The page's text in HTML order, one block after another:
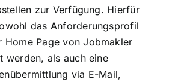
zur Verfügung. Hierfür
das Anforderungsprofil
Home Page von Jobmakler
werden, als auch eine
via E-Mail,